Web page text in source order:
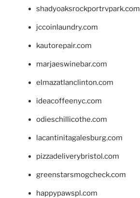
shadyoaksrockportrvpark.com
jccoinlaundry.com
kautorepair.com
marjaeswinebar.com
elmazatlanclinton.com
ideacoffeenyc.com
odieschillicothe.com
lacantinitagalesburg.com
pizzadeliverybristol.com
greenstarsmogcheck.com
happypawspl.com